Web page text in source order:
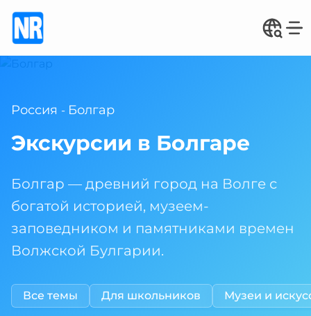
Россия - Болгар
Экскурсии в Болгаре
Болгар — древний город на Волге с
богатой историей, музеем-
заповедником и памятниками времен
Волжской Булгарии.
Все темы Для школьников Музеи и